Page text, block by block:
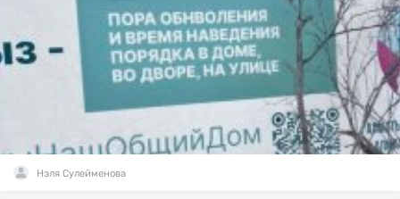
Нэля Сулейменова